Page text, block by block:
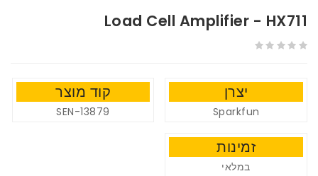
Load Cell Amplifier - HX711
יצרן
Sparkfun
קוד מוצר
SEN-13879
זמינות
במלאי